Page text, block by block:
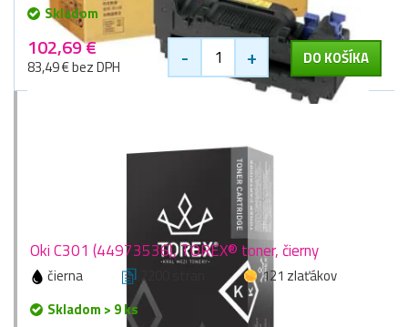
Skladom
102,69 €
83,49 € bez DPH - + DO KOŠÍKA
Oki C301 (44973536), TOREX® toner, čierny
čierna 2200 stran
121 zlaťákov
Skladom > 9 ks